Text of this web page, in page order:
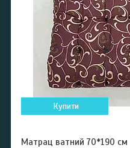
Купити
Матрац ватний 70*190 см